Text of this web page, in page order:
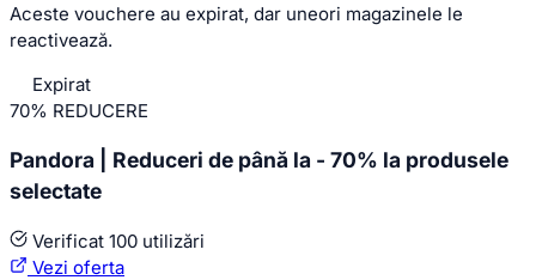
Aceste vouchere au expirat, dar uneori magazinele le
reactivează.
Expirat
70% REDUCERE
Pandora | Reduceri de până la - 70% la produsele
selectate
Verificat 100 utilizări
Vezi oferta